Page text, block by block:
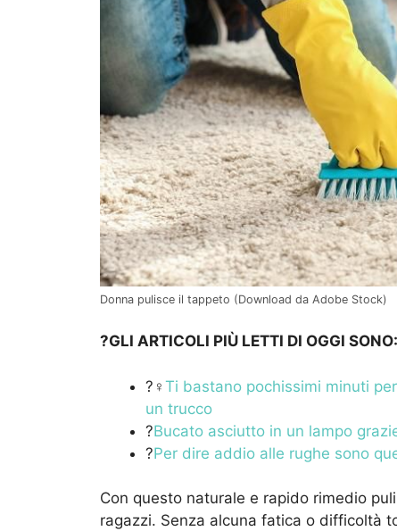
Donna pulisce il tappeto (Download da Adobe Stock)
?GLI ARTICOLI PIÙ LETTI DI OGGI SONO:
?‍♀️ Ti bastano pochissimi minuti
un trucco
?Bucato asciutto in un lampo
?Per dire addio alle rughe sono
Con questo naturale e rapido rimedio
ragazzi. Senza alcuna fatica o difficoltà